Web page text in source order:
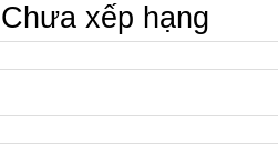
Chưa xếp hạng